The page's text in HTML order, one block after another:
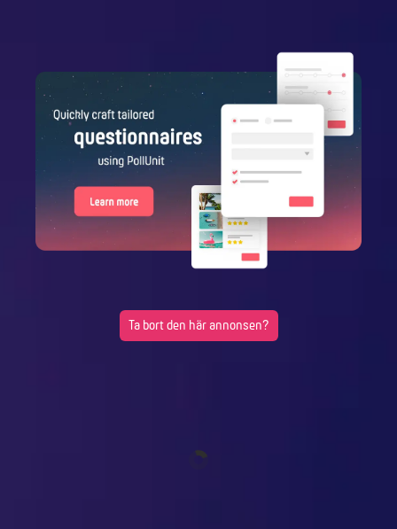
Ta bort den här annonsen?